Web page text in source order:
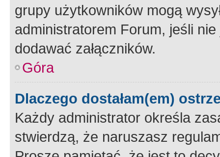
grupy użytkowników mogą
administratorem Forum, jeśli
dodawać załączników.
Góra
Dlaczego dostałam(em)
Każdy administrator określa
stwierdzą, że naruszasz